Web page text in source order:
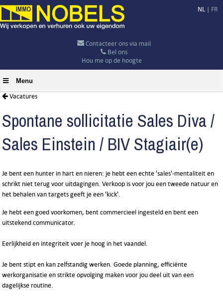
NL | FR
Contacteer ons via mail
Bel ons
Hou me op de hoogte
Menu
Vacatures
Spontane sollicitatie Sales Diva /
Sales Einstein / BIV Stagiair(e)
Je bent een hunter in hart en nieren: je hebt een echte 'sales'-mentaliteit en
schrikt niet terug voor uitdagingen. Verkoop is voor jou een tweede natuur en
het behalen van targets geeft je een 'kick'.
Je hebt een goed voorkomen, bent commercieel ingesteld en bent een
uitstekend communicator.
Eerlijkheid en integriteit voer je hoog in het vaandel.
Je bent stipt en kan zelfstandig werken. Goede planning, efficiënte
werkorganisatie en strikte opvolging maken voor jou deel uit van een
dagelijkse routine.